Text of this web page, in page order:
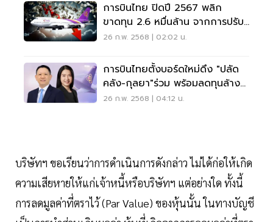
การบินไทย ปิดปี 2567 พลิก
ขาดทุน 2.6 หมื่นล้าน จากการปรับ
โครงสร้างหนี้
26 ก.พ. 2568 | 02:02 น.
การบินไทยตั้งบอร์ดใหม่ดึง "ปลัด
คลัง-กุลยา"ร่วม พร้อมลดทุนล้าง
ขาดทุนทะสม
26 ก.พ. 2568 | 04:12 น.
บริษัทฯ ขอเรียนว่าการดำเนินการดังกล่าว ไม่ได้ก่อให้เกิด
ความเสียหายให้แก่เจ้าหนี้หรือบริษัทฯ แต่อย่างใด ทั้งนี้
การลดมูลค่าที่ตราไว้ (Par Value) ของหุ้นนั้น ในทางบัญชี